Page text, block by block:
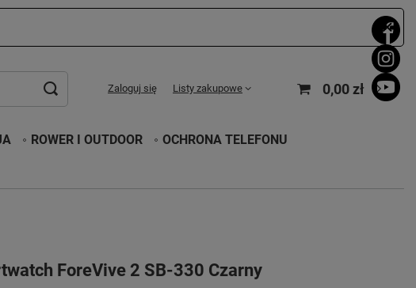
Zaloguj się Listy zakupowe 0,00 zł
ROWER I OUTDOOR
OCHRONA TELEFONU
ForeVive 2 SB-330 Czarny